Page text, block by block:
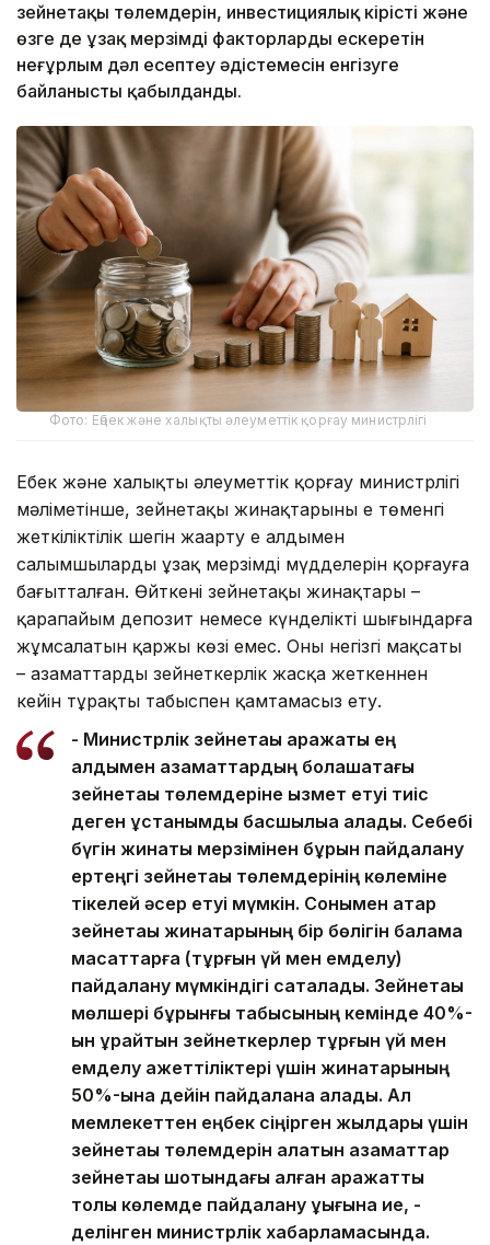
зейнетақы төлемдерін, инвестициялық кірісті және
өзге де ұзақ мерзімді факторларды ескеретін
неғұрлым дәл есептеу әдістемесін енгізуге
байланысты қабылданды.
Фото: Еңбек және халықты әлеуметтік қорғау министрлігі
Еңбек және халықты әлеуметтік қорғау министрлігі
мәліметінше, зейнетақы жинақтарының ең төменгі
жеткіліктілік шегін жаңарту ең алдымен
салымшылардың ұзақ мерзімді мүдделерін қорғауға
бағытталған. Өйткені зейнетақы жинақтары –
қарапайым депозит немесе күнделікті шығындарға
жұмсалатын қаржы көзі емес. Оның негізгі мақсаты
– азаматтарды зейнеткерлік жасқа жеткеннен
кейін тұрақты табыспен қамтамасыз ету.
- Министрлік зейнетақы қаражаты ең
алдымен азаматтардың болашақтағы
зейнетақы төлемдеріне қызмет етуі тиіс
деген ұстанымды басшылыққа алады. Себебі
бүгін жинақты мерзімінен бұрын пайдалану
ертеңгі зейнетақы төлемдерінің көлеміне
тікелей әсер етуі мүмкін. Сонымен қатар
зейнетақы жинақтарының бір бөлігін балама
мақсаттарға (тұрғын үй мен емделу)
пайдалану мүмкіндігі сақталады. Зейнетақы
мөлшері бұрынғы табысының кемінде 40%-
ын құрайтын зейнеткерлер тұрғын үй мен
емделу қажеттіліктері үшін жинақтарының
50%-ына дейін пайдалана алады. Ал
мемлекеттен еңбек сіңірген жылдары үшін
зейнетақы төлемдерін алатын азаматтар
зейнетақы шотындағы қалған қаражатты
толық көлемде пайдалану құқығына ие, -
делінген министрлік хабарламасында.